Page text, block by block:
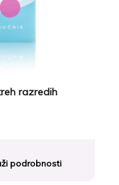
razredih
podrobnosti